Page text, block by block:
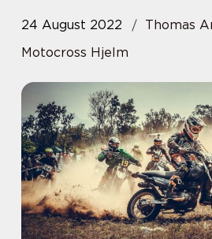
24 August 2022
Thomas
Motocross Hjelm